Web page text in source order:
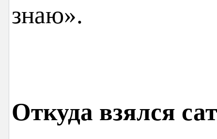
знаю».
Откуда взялся